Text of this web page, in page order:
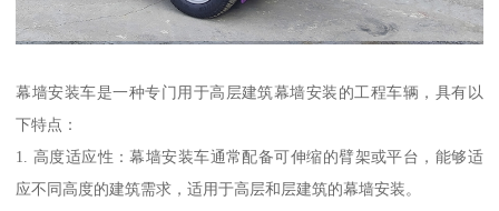
幕墙安装车是一种专门用于高层建筑幕墙安装的工程车辆，具有以
下特点：
1. 高度适应性：幕墙安装车通常配备可伸缩的臂架或平台，能够适
应不同高度的建筑需求，适用于高层和层建筑的幕墙安装。